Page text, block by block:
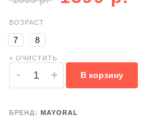
ВОЗРАСТ
7 8
× ОЧИСТИТЬ
- + В корзину
БРЕНД: MAYORAL